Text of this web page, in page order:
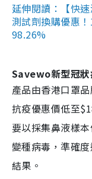
延伸閱讀：【快
測試劑換購優惠
98.26%
Savewo新型冠狀
產品由香港口罩
抗疫優惠價低至
要以採集鼻液樣
變種病毒，準確
結果。